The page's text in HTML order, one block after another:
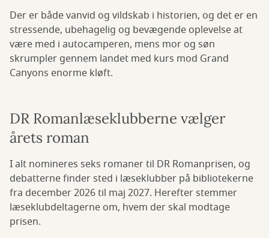
Der er både vanvid og vildskab i historien, og det er en
stressende, ubehagelig og bevægende oplevelse at
være med i autocamperen, mens mor og søn
skrumpler gennem landet med kurs mod Grand
Canyons enorme kløft.
DR Romanlæseklubberne vælger
årets roman
I alt nomineres seks romaner til DR Romanprisen, og
debatterne finder sted i læseklubber på bibliotekerne
fra december 2026 til maj 2027. Herefter stemmer
læseklubdeltagerne om, hvem der skal modtage
prisen.